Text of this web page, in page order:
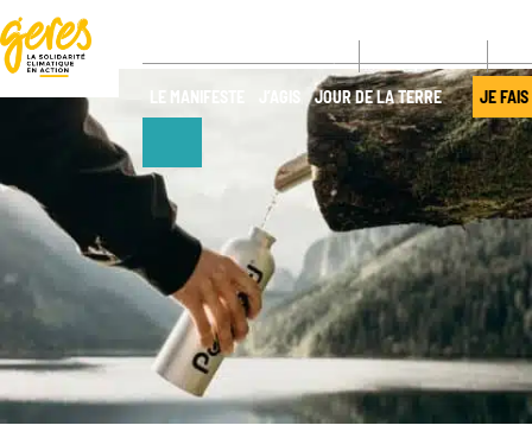
LE MANIFESTE J’AGIS JOUR DE LA TERRE JE FAIS
NOUS
DÉCOUVRIR
Qui sommes-
nous ?
Gouvernance
Transparence
NOS ACTIONS
Pays
d’intervention
Nos projets
Nos
expertises